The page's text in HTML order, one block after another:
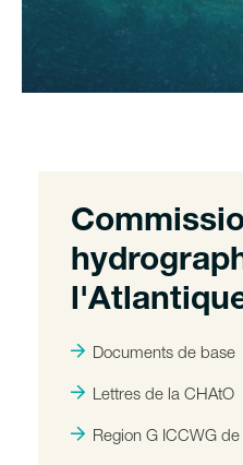
Documents de base
Lettres de la CHAtO
Region G ICCWG